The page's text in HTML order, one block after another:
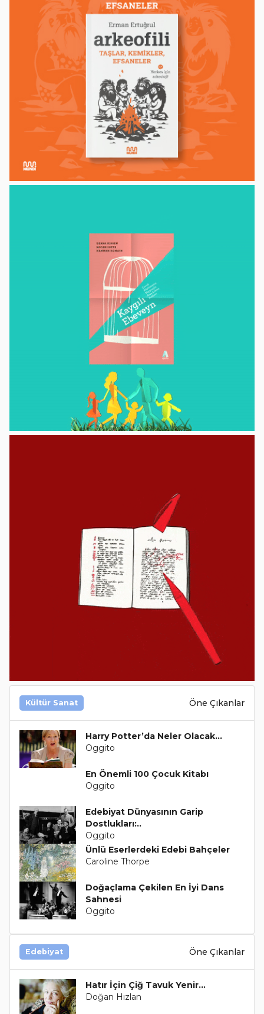
Kültür Sanat Öne Çıkanlar
Harry Potter’da Neler Olacak...
Oggito
En Önemli 100 Çocuk Kitabı
Oggito
Edebiyat Dünyasının Garip
Dostlukları:..
Oggito
Ünlü Eserlerdeki Edebi Bahçeler
Caroline Thorpe
Doğaçlama Çekilen En İyi Dans
Sahnesi
Oggito
Edebiyat Öne Çıkanlar
Hatır İçin Çiğ Tavuk Yenir…
Doğan Hızlan